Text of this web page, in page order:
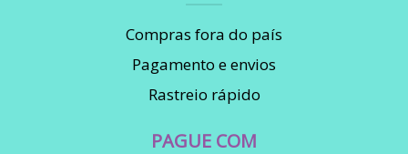
Compras fora do país
Pagamento e envios
Rastreio rápido
PAGUE COM